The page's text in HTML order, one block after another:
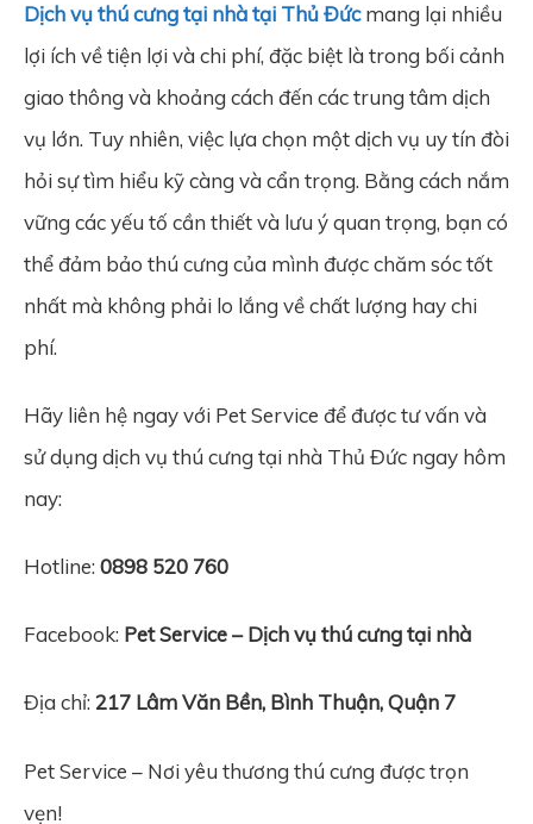
Dịch vụ thú cưng tại nhà tại Thủ Đứcmang lại nhiều
lợi ích về tiện lợi và chi phí, đặc biệt là trong bối cảnh
giao thông và khoảng cách đến các trung tâm dịch
vụ lớn. Tuy nhiên, việc lựa chọn một dịch vụ uy tín đòi
hỏi sự tìm hiểu kỹ càng và cẩn trọng. Bằng cách nắm
vững các yếu tố cần thiết và lưu ý quan trọng, bạn có
thể đảm bảo thú cưng của mình được chăm sóc tốt
nhất mà không phải lo lắng về chất lượng hay chi
phí.
Hãy liên hệ ngay với Pet Service để được tư vấn và
sử dụng dịch vụ thú cưng tại nhà Thủ Đức ngay hôm
nay:
Hotline: 0898 520 760
Facebook: Pet Service – Dịch vụ thú cưng tại nhà
Địa chỉ: 217 Lâm Văn Bền, Bình Thuận, Quận 7
Pet Service – Nơi yêu thương thú cưng được trọn
vẹn!